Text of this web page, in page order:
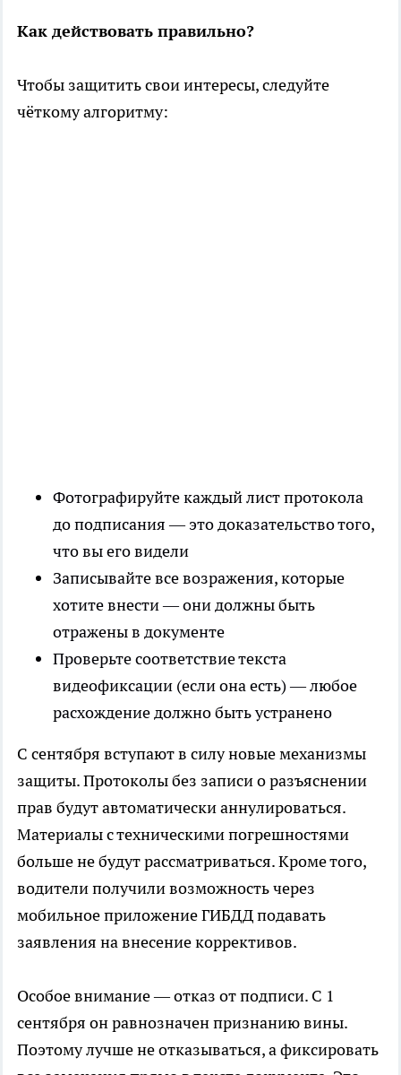
Как действовать правильно?
Чтобы защитить свои интересы, следуйте
чёткому алгоритму:
Фотографируйте каждый лист протокола
до подписания — это доказательство того,
что вы его видели
Записывайте все возражения, которые
хотите внести — они должны быть
отражены в документе
Проверьте соответствие текста
видеофиксации (если она есть) — любое
расхождение должно быть устранено
С сентября вступают в силу новые механизмы
защиты. Протоколы без записи о разъяснении
прав будут автоматически аннулироваться.
Материалы с техническими погрешностями
больше не будут рассматриваться. Кроме того,
водители получили возможность через
мобильное приложение ГИБДД подавать
заявления на внесение коррективов.
Особое внимание — отказ от подписи. С 1
сентября он равнозначен признанию вины.
Поэтому лучше не отказываться, а фиксировать